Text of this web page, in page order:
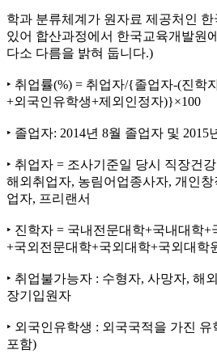
학과 분류체계가 원자료 제공처인
있어 합산과정에서 한국교육개발원
다소 다름을 밝혀 둡니다.)
‣ 취업률(%) = 취업자/{졸업자-(진학
+외국인유학생+제외인정자)}×100
‣ 졸업자: 2014년 8월 졸업자 및 2015
‣ 취업자 = 조사기준일 당시 직장건
해외취업자, 농림어업종사자, 개인
업자, 프리랜서
‣ 진학자 = 국내전문대학+국내대학+
+국외전문대학+국외대학+국외대학
‣ 취업불가능자 : 수형자, 사망자, 해
장기입원자
‣ 외국인유학생 : 외국국적을 가진
포함)